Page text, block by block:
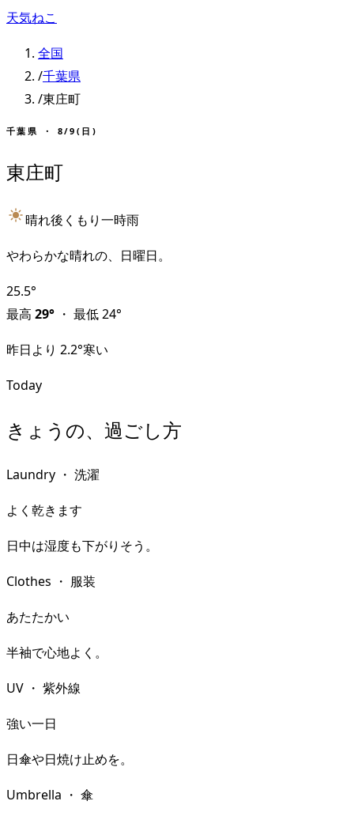
天気ねこ
全国
/千葉県
/東庄町
千葉県 ・ 8/9(日)
東庄町
晴れ後くもり一時雨
やわらかな晴れの、日曜日。
25.5°
最高 29° ・ 最低24°
昨日より 2.2°寒い
Today
きょうの、過ごし方
Laundry ・ 洗濯
よく乾きます
日中は湿度も下がりそう。
Clothes ・ 服装
あたたかい
半袖で心地よく。
UV ・ 紫外線
強い一日
日傘や日焼け止めを。
Umbrella ・ 傘